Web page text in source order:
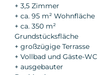
+ 3,5 Zimmer
+ ca. 95 m² Wohnfläche
+ ca. 350 m²
Grundstücksfläche
+ großzügige Terrasse
+ Vollbad und Gäste-WC
+ ausgebauter